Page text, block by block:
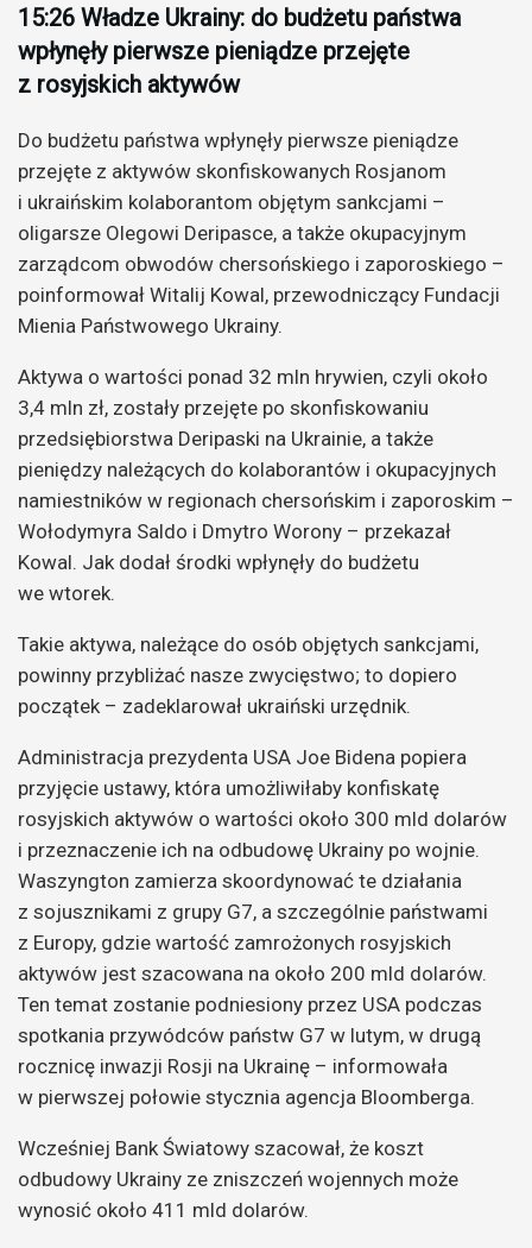
15:26 Władze Ukrainy: do budżetu państwa
wpłynęły pierwsze pieniądze przejęte
z rosyjskich aktywów
Do budżetu państwa wpłynęły pierwsze pieniądze
przejęte z aktywów skonfiskowanych Rosjanom
i ukraińskim kolaborantom objętym sankcjami –
oligarsze Olegowi Deripasce, a także okupacyjnym
zarządcom obwodów chersońskiego i zaporoskiego –
poinformował Witalij Kowal, przewodniczący Fundacji
Mienia Państwowego Ukrainy.
Aktywa o wartości ponad 32 mln hrywien, czyli około
3,4 mln zł, zostały przejęte po skonfiskowaniu
przedsiębiorstwa Deripaski na Ukrainie, a także
pieniędzy należących do kolaborantów i okupacyjnych
namiestników w regionach chersońskim i zaporoskim –
Wołodymyra Saldo i Dmytro Worony – przekazał
Kowal. Jak dodał środki wpłynęły do budżetu
we wtorek.
Takie aktywa, należące do osób objętych sankcjami,
powinny przybliżać nasze zwycięstwo; to dopiero
początek – zadeklarował ukraiński urzędnik.
Administracja prezydenta USA Joe Bidena popiera
przyjęcie ustawy, która umożliwiłaby konfiskatę
rosyjskich aktywów o wartości około 300 mld dolarów
i przeznaczenie ich na odbudowę Ukrainy po wojnie.
Waszyngton zamierza skoordynować te działania
z sojusznikami z grupy G7, a szczególnie państwami
z Europy, gdzie wartość zamrożonych rosyjskich
aktywów jest szacowana na około 200 mld dolarów.
Ten temat zostanie podniesiony przez USA podczas
spotkania przywódców państw G7 w lutym, w drugą
rocznicę inwazji Rosji na Ukrainę – informowała
w pierwszej połowie stycznia agencja Bloomberga.
Wcześniej Bank Światowy szacował, że koszt
odbudowy Ukrainy ze zniszczeń wojennych może
wynosić około 411 mld dolarów.